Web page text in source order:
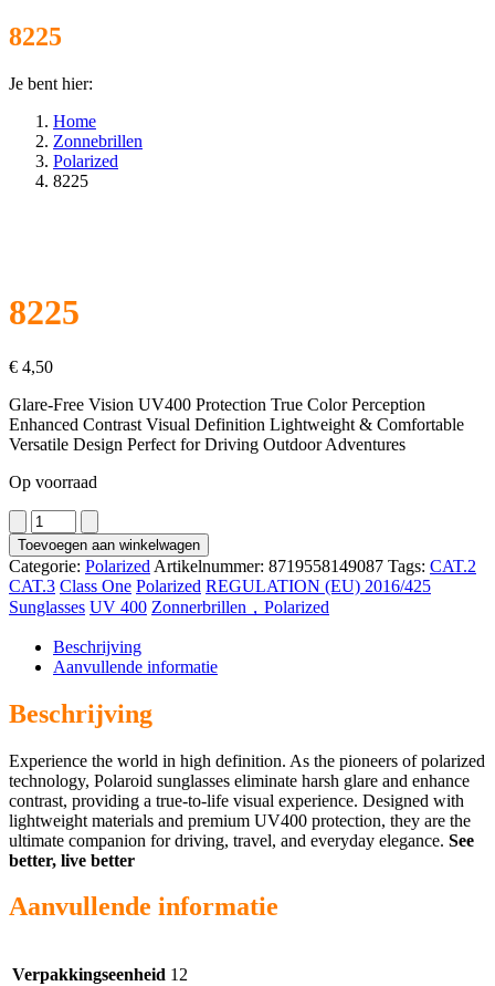
8225
Je bent hier:
Home
Zonnebrillen
Polarized
8225
8225
€ 4,50
Glare-Free Vision UV400 Protection True Color Perception
Enhanced Contrast Visual Definition Lightweight & Comfortable
Versatile Design Perfect for Driving Outdoor Adventures
Op voorraad
8225
aantal
Toevoegen aan winkelwagen
Categorie: Polarized Artikelnummer: 8719558149087 Tags: CAT.2
CAT.3 Class One Polarized REGULATION (EU) 2016/425
Sunglasses UV 400 Zonnerbrillen，Polarized
Beschrijving
Aanvullende informatie
Beschrijving
Experience the world in high definition. As the pioneers of polarized
technology, Polaroid sunglasses eliminate harsh glare and enhance
contrast, providing a true-to-life visual experience. Designed with
lightweight materials and premium UV400 protection, they are the
ultimate companion for driving, travel, and everyday elegance. See
better, live better
Aanvullende informatie
Verpakkingseenheid 12